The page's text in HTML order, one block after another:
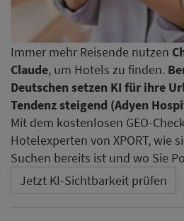
Immer mehr Reisende nutzen
Claude, um Hotels zu finden.
Deutschen setzen KI für ihre
Tendenz steigend (Adyen
Mit dem kostenlosen GEO-
Hotelexperten von XPORT, wie
Suchen bereits ist und wo Sie
Jetzt KI-Sichtbarkeit prüfen